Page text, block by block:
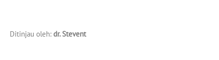
Ditinjau oleh: dr. Stevent